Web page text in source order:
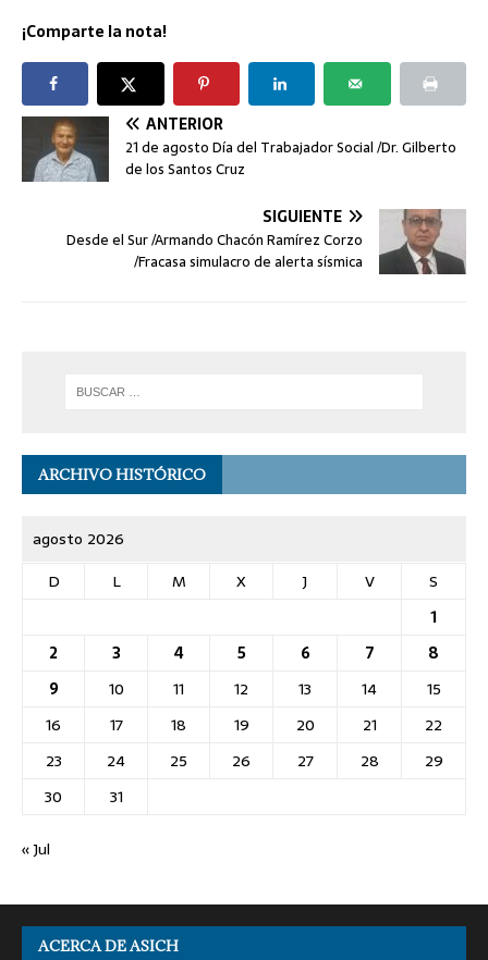
¡Comparte la nota!
ANTERIOR
21 de agosto Día del Trabajador Social /Dr. Gilberto
de los Santos Cruz
SIGUIENTE
Desde el Sur /Armando Chacón Ramírez Corzo
/Fracasa simulacro de alerta sísmica
ARCHIVO HISTÓRICO
agosto 2026
D
L M X J V
S
1
2
3 4 5 6 7
8
9
10 11 12 13 14
15
16
17 18 19 20 21
22
23
24 25 26 27 28
29
30
31
« Jul
ACERCA DE ASICH